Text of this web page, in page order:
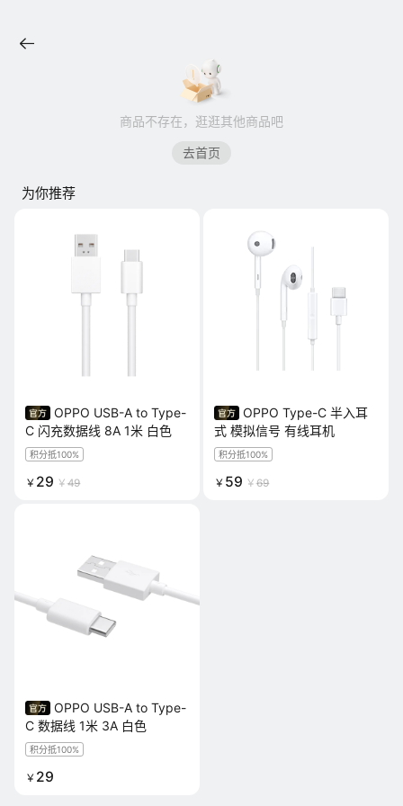
商品不存在，逛逛其他商品吧
去首页
为你推荐
OPPO USB-A to Type-
C 闪充数据线 8A 1米 白色
积分抵100%
￥ 29 ￥ 49
OPPO Type-C 半入耳
式 模拟信号 有线耳机
积分抵100%
￥ 59 ￥ 69
OPPO USB-A to Type-
C 数据线 1米 3A 白色
积分抵100%
￥ 29